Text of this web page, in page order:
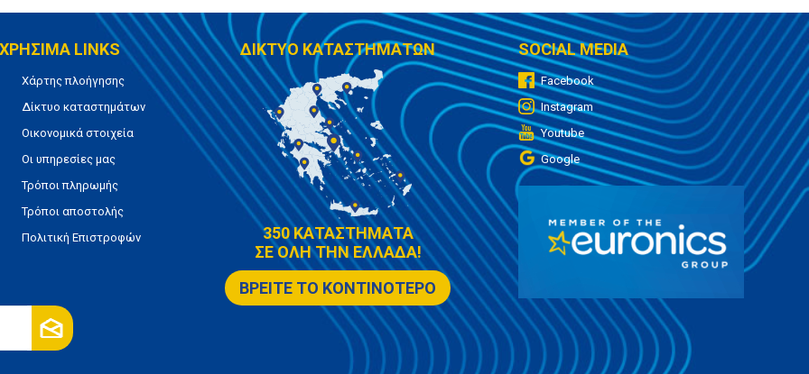
ΧΡΗΣΙΜΑ LINKS
Χάρτης πλοήγησης
Δίκτυο καταστημάτων
Οικονομικά στοιχεία
Οι υπηρεσίες μας
Τρόποι πληρωμής
Τρόποι αποστολής
Πολιτική Επιστροφών
ΔΙΚΤΥΟ ΚΑΤΑΣΤΗΜΑΤΩΝ
350 ΚΑΤΑΣΤΗΜΑΤΑ
ΣΕ ΟΛΗ ΤΗΝ ΕΛΛΑΔΑ!
ΒΡΕΙΤΕ ΤΟ ΚΟΝΤΙΝΟΤΕΡΟ
SOCIAL MEDIA
Facebook
Instagram
Youtube
Google